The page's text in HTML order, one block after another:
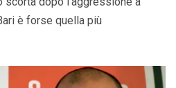
è forse quella più